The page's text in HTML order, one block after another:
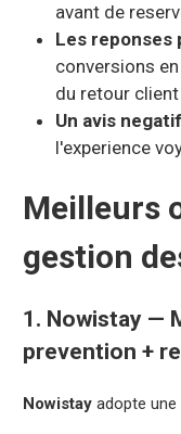
avant de
Les reponses
conversions
du retour client
Un avis
l'experience
Meilleurs
gestion
1. Nowistay —
prevention +
Nowistayadopte une